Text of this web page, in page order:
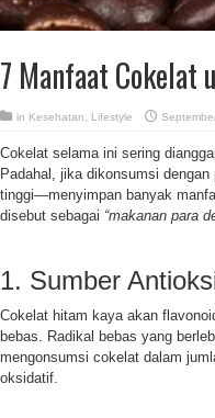
7 Manfaat Cokelat
in Kesehatan Lifestyle
Cokelat selama ini sering
Padahal, jika dikonsumsi
tinggi—menyimpan banyak
disebut sebagai “makanan para
1. Sumber
Cokelat hitam kaya akan
bebas. Radikal bebas yang
mengonsumsi cokelat dalam
oksidatif.